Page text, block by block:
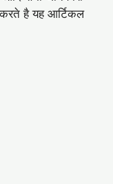
है यह आर्टिकल